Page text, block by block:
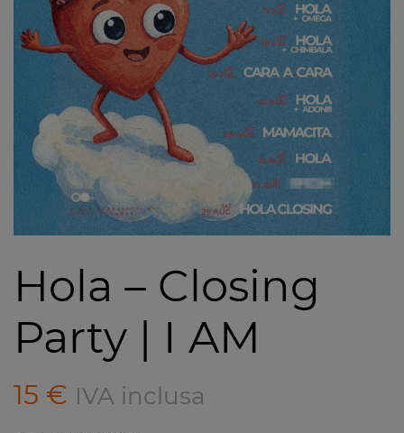
Hola – Closing
Party | I AM
15 € IVA inclusa